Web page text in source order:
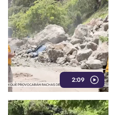
2:09